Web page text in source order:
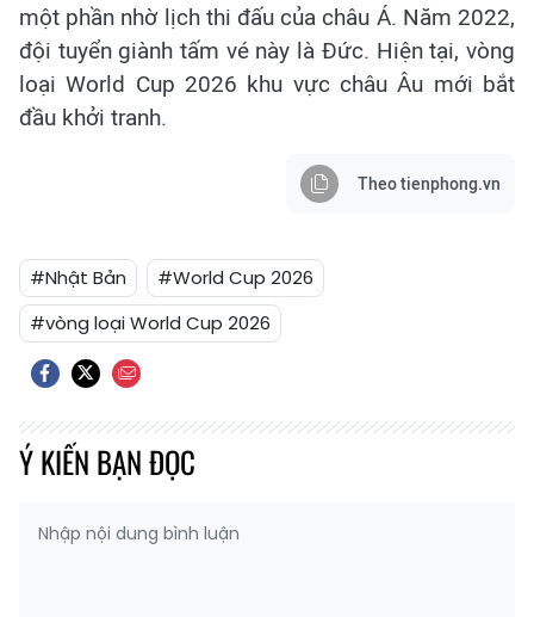
một phần nhờ lịch thi đấu của châu Á. Năm 2022,
đội tuyển giành tấm vé này là Đức. Hiện tại, vòng
loại World Cup 2026 khu vực châu Âu mới bắt
đầu khởi tranh.
Theo tienphong.vn
#Nhật Bản
#World Cup 2026
#vòng loại World Cup 2026
Ý KIẾN BẠN ĐỌC